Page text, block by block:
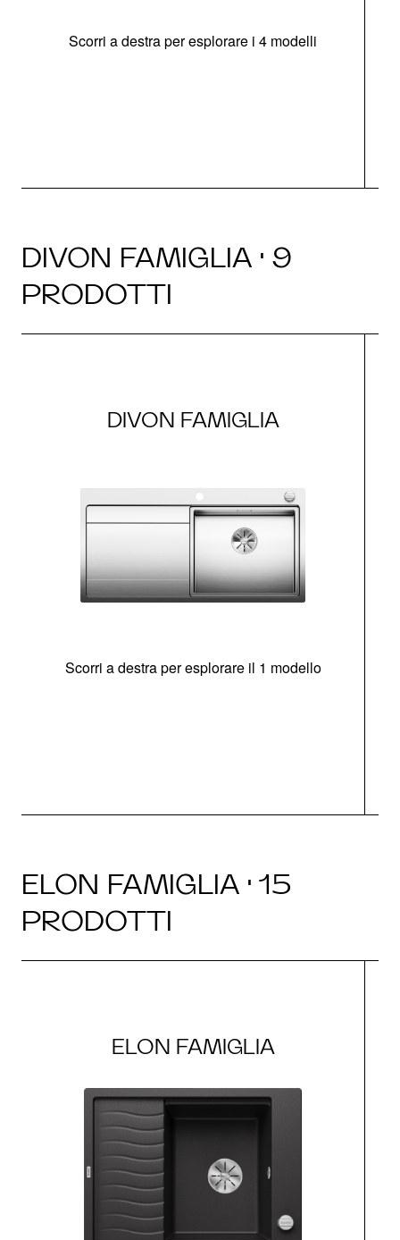
Scorri a destra per esplorare i 4 modelli
DIVON FAMIGLIA · 9
PRODOTTI
DIVON FAMIGLIA
Scorri a destra per esplorare il 1 modello
ELON FAMIGLIA · 15
PRODOTTI
ELON FAMIGLIA